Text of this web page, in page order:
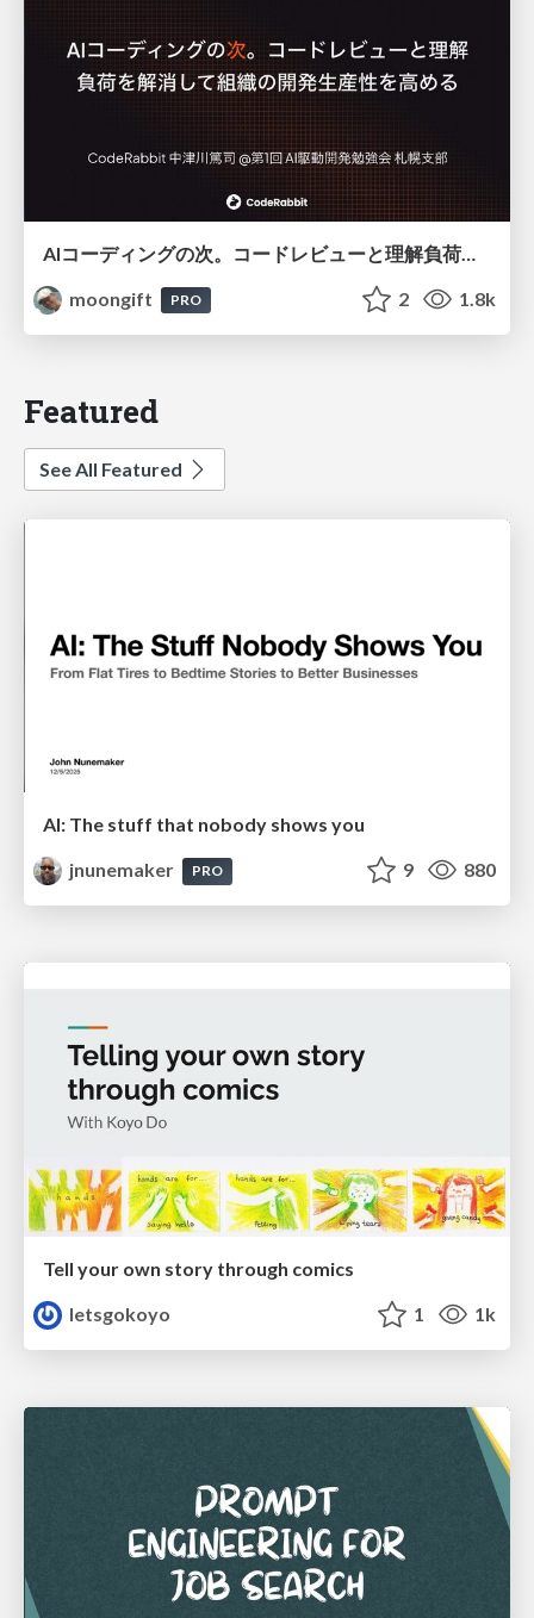
AIコーディングの次。コードレビューと理解負荷を解消して組織の開発生産性を高める
moongift
PRO 2 1.8k
Featured
See All Featured
AI: The stuff that nobody shows you
jnunemaker
PRO 9 880
Tell your own story through comics
letsgokoyo
1 1k